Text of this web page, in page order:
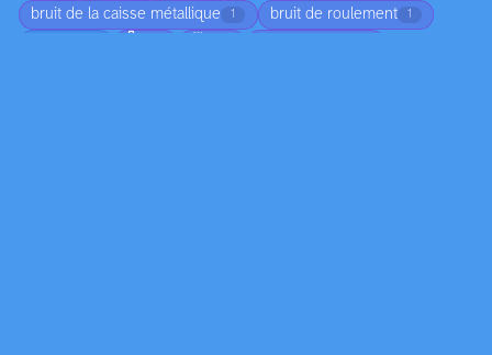
bruit de la caisse métallique 1 bruit de roulement 1